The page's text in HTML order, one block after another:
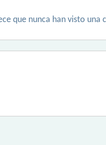
que nunca han visto una